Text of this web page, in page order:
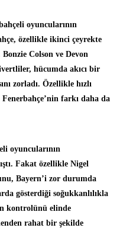
oyuncularının
özellikle ikinci çeyrekte
Colson ve Devon
hücumda akıcı bir
zorladı. Özellikle hızlı
farkı daha da
oyuncularının
Fakat özellikle Nigel
Bayern’i zor durumda
gösterdiği soğukkanlılıkla
kontrolünü elinde
rahat bir şekilde